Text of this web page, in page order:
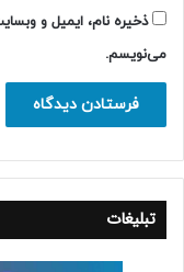
ذخیره نام، ایمیل و
می‌نویسم.
تبلیغات